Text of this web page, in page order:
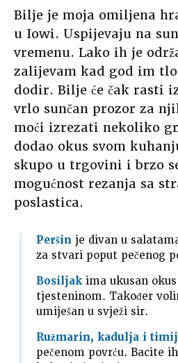
Bilje je moja omiljena
u Iowi. Uspijevaju na
vremenu. Lako ih je
zalijevam kad god im tlo
dodir. Bilje će čak rasti
vrlo sunčan prozor za
moći izrezati nekoliko
dodao okus svom
skupo u trgovini i brzo
mogućnost rezanja sa
poslastica.
Peršin je divan u
za stvari poput pečenog
Bosiljak ima ukusan
tjesteninom. Također
umiješan u svježi sir.
Ružmarin, kadulja i
pečenom povrću. Bacite